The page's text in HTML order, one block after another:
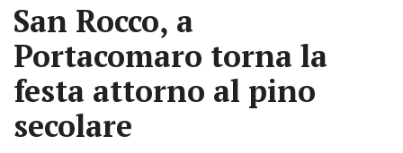
San Rocco, a
Portacomaro torna la
festa attorno al pino
secolare